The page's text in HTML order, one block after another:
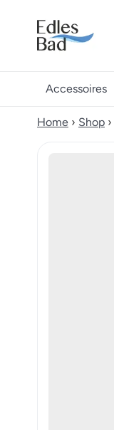
Accessoires
Home › Shop ›